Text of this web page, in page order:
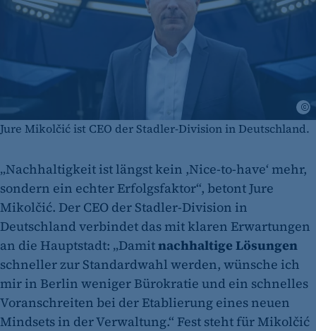
Jure Mikolčić ist CEO der Stadler-Division in Deutschland.
„Nachhaltigkeit ist längst kein ,Nice-to-have‘ mehr,
sondern ein echter Erfolgsfaktor“, betont Jure
Mikolčić. Der CEO der Stadler-Division in
Deutschland verbindet das mit klaren Erwartungen
an die Hauptstadt: „Damitnachhaltige Lösungen
schneller zur Standardwahl werden, wünsche ich
mir in Berlin weniger Bürokratie und ein schnelles
Voranschreiten bei der Etablierung eines neuen
Mindsets in der Verwaltung.“ Fest steht für Mikolčić